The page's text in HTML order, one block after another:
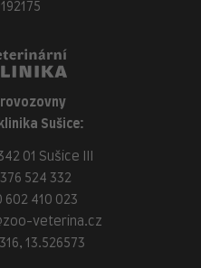
Sušice:
01 Sušice III
524 332
602 410 023
veterina.cz
13.526573